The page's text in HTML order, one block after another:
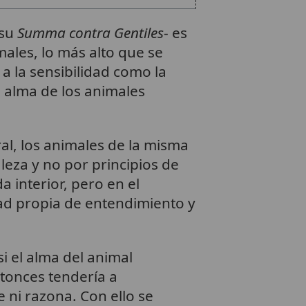
Summa contra Gentiles- es
lo más alto que se
la sensibilidad como la
de los animales
los animales de la misma
y no por principios de
interior, pero en el
propia de entendimiento y
el alma del animal
tendería a
razona. Con ello se